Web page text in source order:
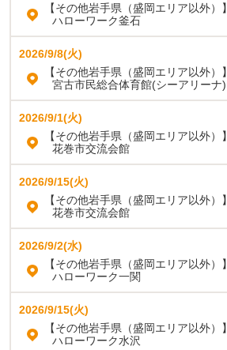
【その他岩手県（盛岡エリア以外）】
ハローワーク釜石
2026/9/8(火)
【その他岩手県（盛岡エリア以外）】
宮古市民総合体育館(シーアリーナ)
2026/9/1(火)
【その他岩手県（盛岡エリア以外）】
花巻市交流会館
2026/9/15(火)
【その他岩手県（盛岡エリア以外）】
花巻市交流会館
2026/9/2(水)
【その他岩手県（盛岡エリア以外）】
ハローワーク一関
2026/9/15(火)
【その他岩手県（盛岡エリア以外）】
ハローワーク水沢